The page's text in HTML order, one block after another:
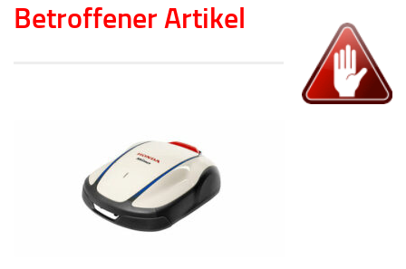
Betroffener Artikel